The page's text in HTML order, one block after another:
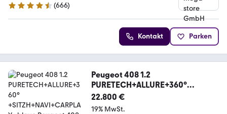
4.4 Sterne
(666)
Kontakt Parken
Peugeot 408 1.2
PURETECH+ALLURE+360°
+SITZH+NAVI+CARPLAY
22.800 €
19% MwSt.